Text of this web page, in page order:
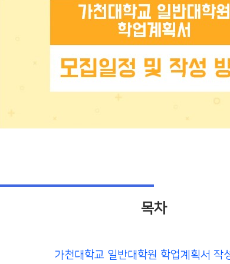
목차
가천대학교 일반대학원 학업계획서 작